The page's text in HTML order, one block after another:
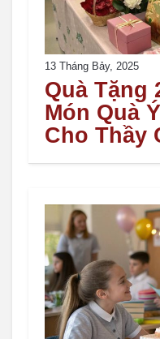
13 Tháng Bảy, 2025
Quà Tặng
Món Quà
Cho Thầy